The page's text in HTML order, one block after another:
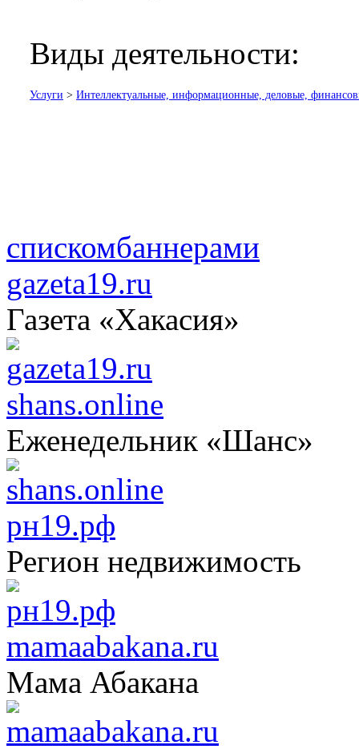
Виды деятельности:
Услуги > Интеллектуальные, информационные, деловые,
спискомбаннерами
gazeta19.ru
Газета «Хакасия»
shans.online
Еженедельник «Шанс»
рн19.рф
Регион недвижимость
mamaabakana.ru
Мама Абакана